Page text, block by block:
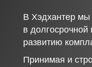
В Хэдхантер мы
в
развитию
Принимая и